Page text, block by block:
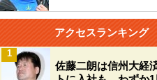
アクセスランキング
佐藤二朗は信州大経
1